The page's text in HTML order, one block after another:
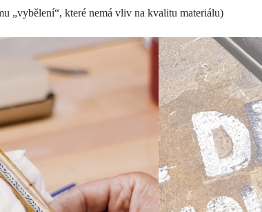
„vybělení“, které nemá vliv na kvalitu materiálu)